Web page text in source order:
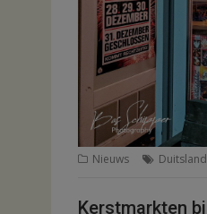
Nieuws Duitsland
Kerstmarkten